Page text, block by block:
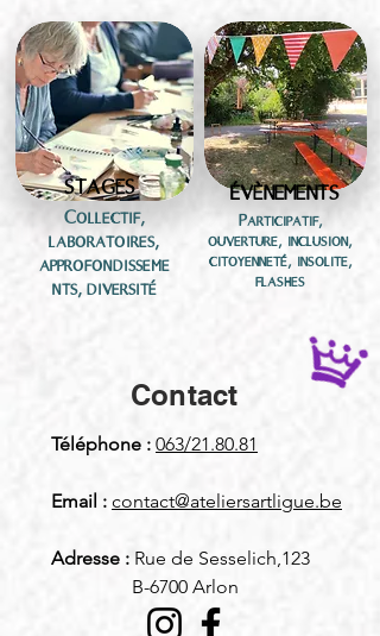
STAGES
Collectif,
laboratoires,
approfondisseme
nts, diversité
ÉVÈNEMENTS
Participatif,
ouverture, inclusion,
citoyenneté, insolite,
flashes
Contact
Téléphone : 063/21.80.81
Email : contact@ateliersartligue.be
Adresse : Rue de Sesselich,123
B-6700 Arlon